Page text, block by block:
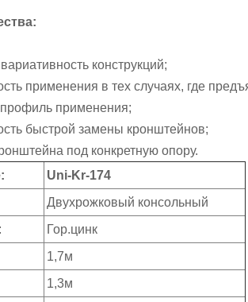
конструкций;
применения в тех случаях, где
применения;
быстрой замены кронштейнов;
под конкретную опору.
Uni-Kr-174
Двухрожковый консольный
Гор.цинк
1,7м
1,3м